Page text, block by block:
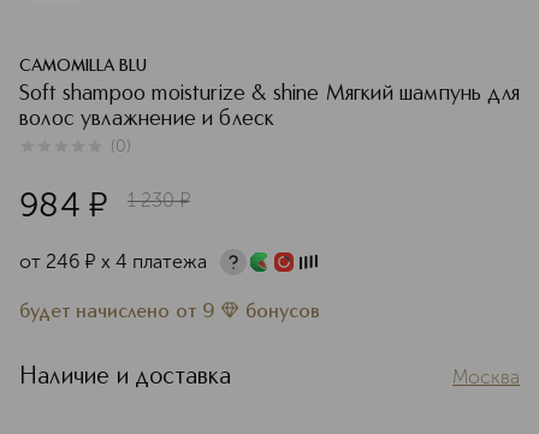
CAMOMILLA BLU
Soft shampoo moisturize & shine Мягкий шампунь для
волос увлажнение и блеск
(0)
984 ¤ 1 230 ¤
от 246 ¤ х 4 платежа
будет начислено от 9 бонусов
Наличие и доставка Москва